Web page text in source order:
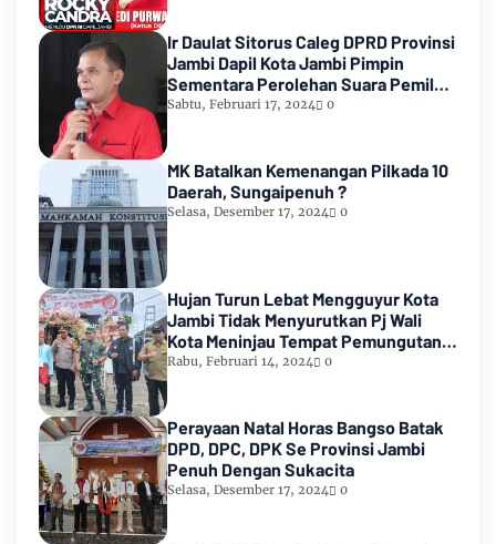
Ir Daulat Sitorus Caleg DPRD Provinsi
Jambi Dapil Kota Jambi Pimpin
Sementara Perolehan Suara Pemilu
2024
Sabtu, Februari 17, 2024 0
MK Batalkan Kemenangan Pilkada 10
Daerah, Sungaipenuh ?
Selasa, Desember 17, 2024 0
Hujan Turun Lebat Mengguyur Kota
Jambi Tidak Menyurutkan Pj Wali
Kota Meninjau Tempat Pemungutan
Suara Pemilu 2024
Rabu, Februari 14, 2024 0
Perayaan Natal Horas Bangso Batak
DPD, DPC, DPK Se Provinsi Jambi
Penuh Dengan Sukacita
Selasa, Desember 17, 2024 0